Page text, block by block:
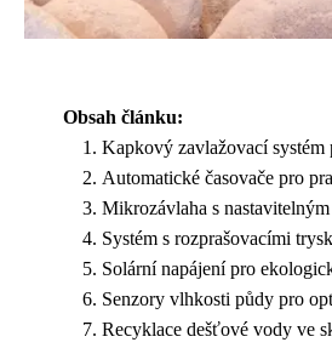
Obsah článku:
Kapkový zavlažovací systém
Automatické časovače pro
Mikrozávlaha s
Systém s rozprašovacími
Solární napájení pro
Senzory vlhkosti půdy pro
Recyklace dešťové vody ve